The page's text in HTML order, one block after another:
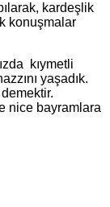
kardeşlik
konuşmalar
kıymetli
yaşadık.
nice bayramlara